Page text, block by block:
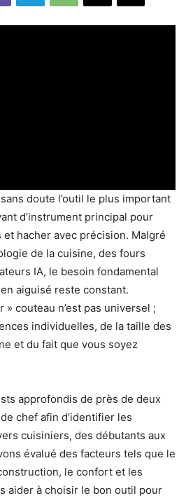
doute l’outil le plus important
d’instrument principal pour
hacher avec précision. Malgré
de la cuisine, des fours
IA, le besoin fondamental
aiguisé reste constant.
couteau n’est pas universel ;
individuelles, de la taille des
et du fait que vous soyez
approfondis de près de deux
chef afin d’identifier les
cuisiniers, des débutants aux
évalué des facteurs tels que le
le confort et les
aider à choisir le bon outil pour